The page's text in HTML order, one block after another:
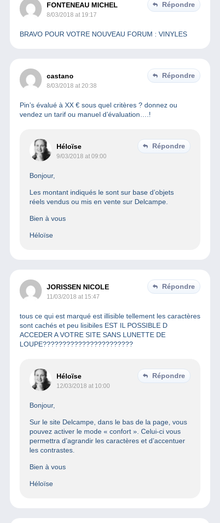
FONTENEAU MICHEL
8/03/2018 at 19:17
Répondre
BRAVO POUR VOTRE NOUVEAU FORUM : VINYLES
castano
8/03/2018 at 20:38
Répondre
Pin’s évalué à XX € sous quel critères ? donnez ou
vendez un tarif ou manuel d’évaluation….!
Héloïse
9/03/2018 at 09:00
Répondre
Bonjour,
Les montant indiqués le sont sur base d’objets
réels vendus ou mis en vente sur Delcampe.
Bien à vous
Héloïse
JORISSEN NICOLE
11/03/2018 at 15:47
Répondre
tous ce qui est marqué est illisible tellement les caractères
sont cachés et peu lisibiles EST IL POSSIBLE D
ACCEDER A VOTRE SITE SANS LUNETTE DE
LOUPE???????????????????????
Héloïse
12/03/2018 at 10:00
Répondre
Bonjour,
Sur le site Delcampe, dans le bas de la page, vous
pouvez activer le mode « confort ». Celui-ci vous
permettra d’agrandir les caractères et d’accentuer
les contrastes.
Bien à vous
Héloïse